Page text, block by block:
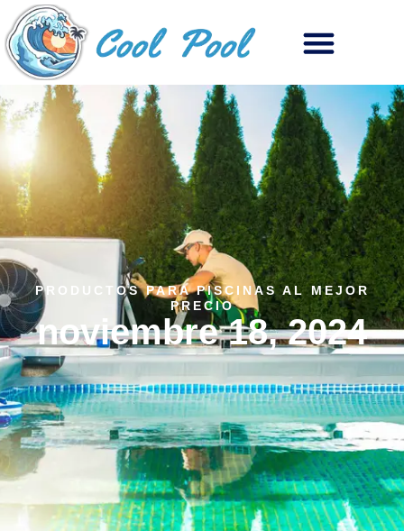
PRODUCTOS PARA PISCINAS AL MEJOR
PRECIO
noviembre 18, 2024